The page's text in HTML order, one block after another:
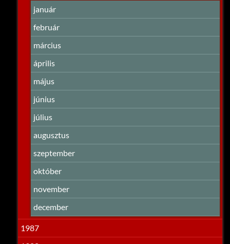
január
február
március
április
május
június
július
augusztus
szeptember
október
november
december
1987